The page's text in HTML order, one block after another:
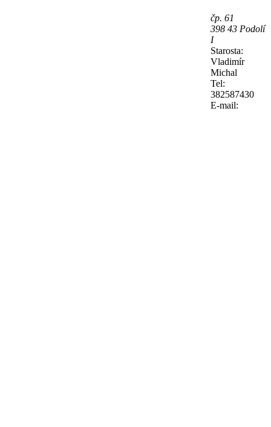
čp. 61
398 43 Podolí
I
Starosta:
Vladimír
Michal
Tel:
382587430
E-mail: